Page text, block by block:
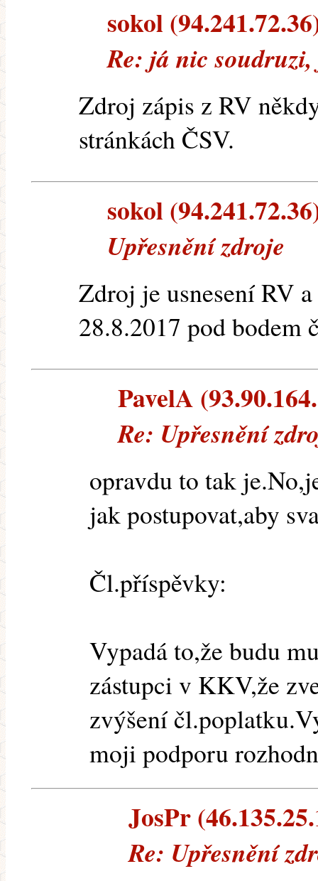
sokol
Re: já nic
Zdroj zápis z RV
stránkách ČSV.
sokol
Upřesnění zdroje
Zdroj je usnesení RV
28.8.2017 pod bodem
PavelA
Re: Upřesnění
opravdu to tak
jak postupovat,aby
Čl.příspěvky:
Vypadá to,že budu
zástupci v KKV,že
zvýšení
moji podporu
JosPr
Re: Upřesnění